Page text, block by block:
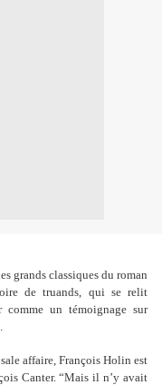
grands classiques du roman
de truands, qui se relit
un témoignage sur
affaire, François Holin est
Canter. “Mais il n’y avait